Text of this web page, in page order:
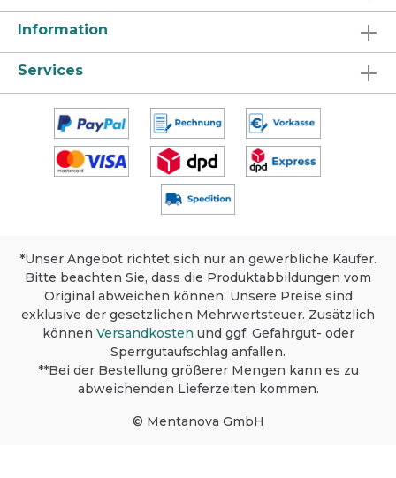
Information
Services
*Unser Angebot richtet sich nur an gewerbliche Käufer.
Bitte beachten Sie, dass die Produktabbildungen vom
Original abweichen können. Unsere Preise sind
exklusive der gesetzlichen Mehrwertsteuer. Zusätzlich
können Versandkosten und ggf. Gefahrgut- oder
Sperrgutaufschlag anfallen.
**Bei der Bestellung größerer Mengen kann es zu
abweichenden Lieferzeiten kommen.
© Mentanova GmbH